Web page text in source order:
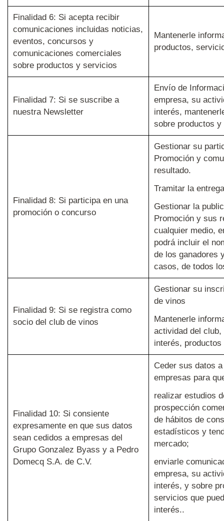
Finalidad 6: Si acepta recibir
comunicaciones incluidas noticias,
eventos, concursos y
comunicaciones comerciales
sobre productos y servicios
Mantenerle
productos,
Finalidad 7: Si se suscribe a
nuestra Newsletter
Envío de
empresa, su
interés,
sobre productos
Finalidad 8: Si participa en una
promoción o concurso
Gestionar su
Promoción y
resultado.
Tramitar la
Gestionar la
Promoción y sus
cualquier medio,
podrá incluir el
de los ganadores
casos, de todos
Finalidad 9: Si se registra como
socio del club de vinos
Gestionar su
de vinos
Mantenerle
actividad del
interés,
Finalidad 10: Si consiente
expresamente en que sus datos
sean cedidos a empresas del
Grupo Gonzalez Byass y a Pedro
Domecq S.A. de C.V.
Ceder sus datos
empresas para
realizar estudios
prospección
de hábitos de
estadísticos y
mercado;
enviarle
empresa, su
interés, y sobre
servicios que
interés..